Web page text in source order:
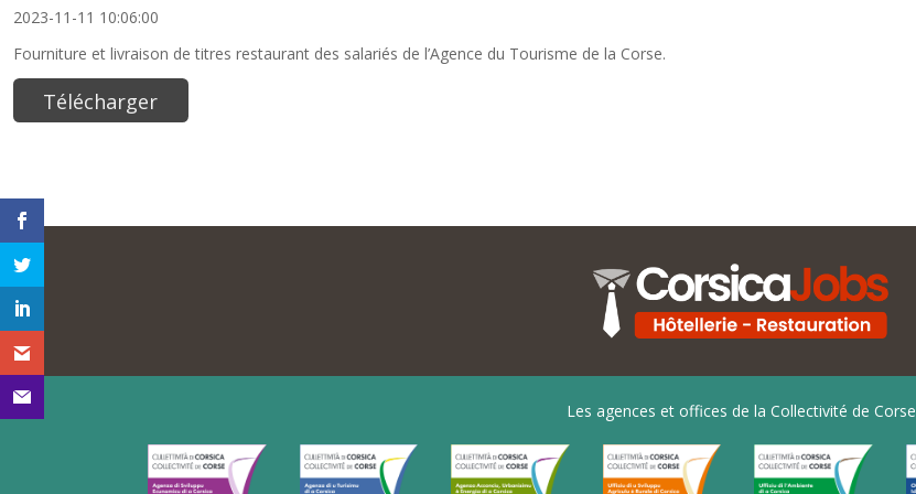
2023-11-11 10:06:00
Fourniture et livraison de titres restaurant des salariés de l’Agence du Tourisme de la Corse.
Télécharger
Les agences et offices de la Collectivité de Corse